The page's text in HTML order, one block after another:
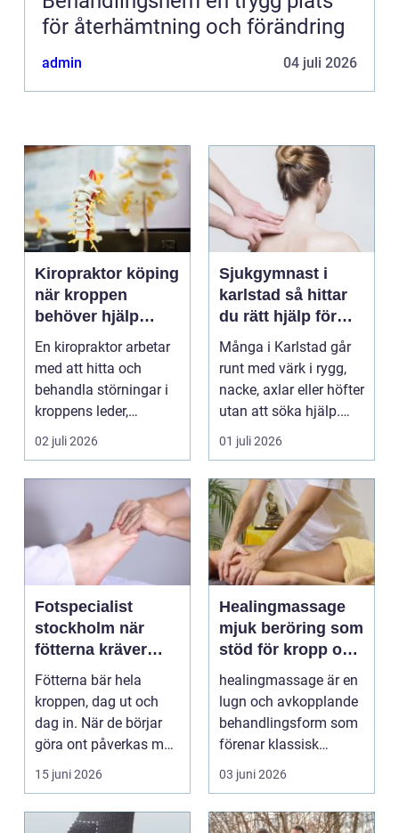
för återhämtning och förändring
admin 04 juli 2026
Kiropraktor köping
när kroppen
behöver hjälp
tillbaka
En kiropraktor arbetar
med att hitta och
behandla störningar i
kroppens leder,
muskler och
nervsyste...
02 juli 2026
Sjukgymnast i
karlstad så hittar
du rätt hjälp för
kroppen
Många i Karlstad går
runt med värk i rygg,
nacke, axlar eller höfter
utan att söka hjälp.
Andra har ...
01 juli 2026
Fotspecialist
stockholm när
fötterna kräver
mer än vanliga
sulor
Fötterna bär hela
kroppen, dag ut och
dag in. När de börjar
göra ont påverkas mer
15 juni 2026
Healingmassage
mjuk beröring som
stöd för kropp och
själ
healingmassage är en
lugn och avkopplande
behandlingsform som
förenar klassisk
massage med
energibas...
03 juni 2026